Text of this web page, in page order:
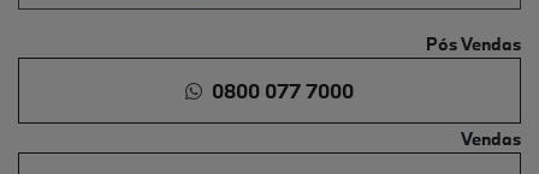
Pós Vendas
0800 077 7000
Vendas